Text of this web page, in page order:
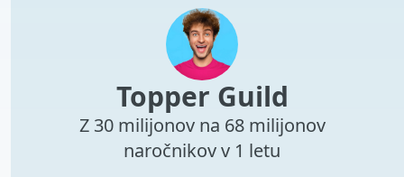
Topper Guild
Z 30 milijonov na 68 milijonov
naročnikov v 1 letu